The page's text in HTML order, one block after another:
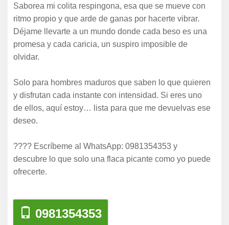
Saborea mi colita respingona, esa que se mueve con
ritmo propio y que arde de ganas por hacerte vibrar.
Déjame llevarte a un mundo donde cada beso es una
promesa y cada caricia, un suspiro imposible de
olvidar.
Solo para hombres maduros que saben lo que quieren
y disfrutan cada instante con intensidad. Si eres uno
de ellos, aquí estoy… lista para que me devuelvas ese
deseo.
???? Escríbeme al WhatsApp: 0981354353 y
descubre lo que solo una flaca picante como yo puede
ofrecerte.
0981354353